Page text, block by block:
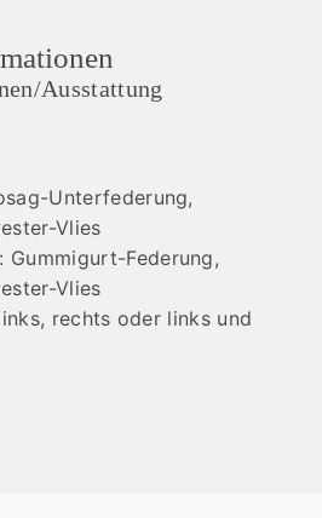
Ausstattung
Unterfederung,
Vlies
Gummigurt-Federung,
Vlies
rechts oder links und